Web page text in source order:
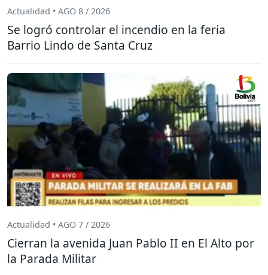
Actualidad • AGO 8 / 2026
Se logró controlar el incendio en la feria
Barrio Lindo de Santa Cruz
Actualidad • AGO 7 / 2026
Cierran la avenida Juan Pablo II en El Alto por
la Parada Militar